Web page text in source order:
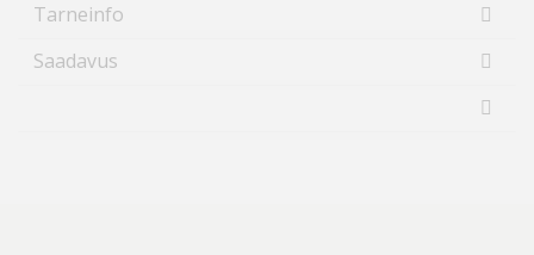
Tarneinfo
Saadavus